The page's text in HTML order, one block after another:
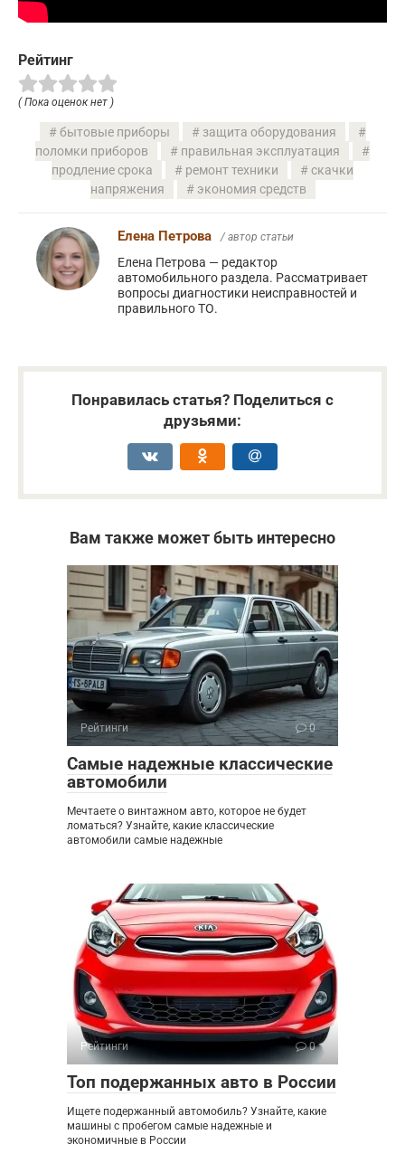
Рейтинг
( Пока оценок нет )
бытовые приборы
защита оборудования
поломки приборов
правильная эксплуатация
продление срока
ремонт техники
скачки
напряжения
экономия средств
Елена Петрова / автор статьи
Елена Петрова — редактор
автомобильного раздела. Рассматривает
вопросы диагностики неисправностей и
правильного ТО.
Понравилась статья? Поделиться с
друзьями:
Вам также может быть интересно
Рейтинги 0
Самые надежные классические
автомобили
Мечтаете о винтажном авто, которое не будет
ломаться? Узнайте, какие классические
автомобили самые надежные
Рейтинги 0
Топ подержанных авто в России
Ищете подержанный автомобиль? Узнайте, какие
машины с пробегом самые надежные и
экономичные в России